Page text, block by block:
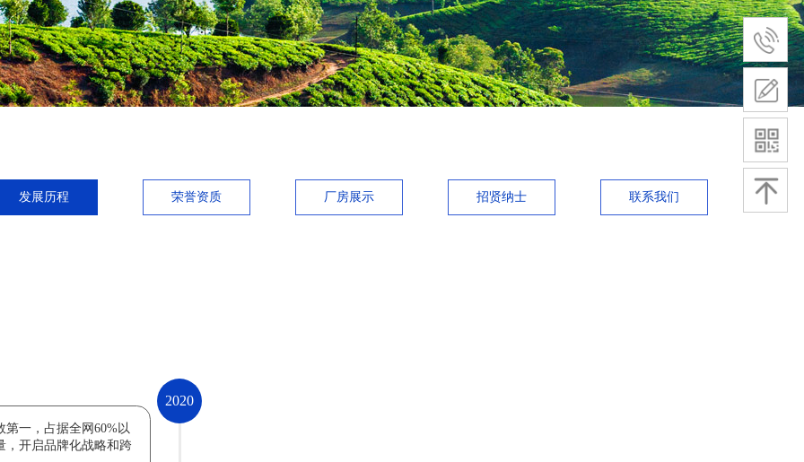
发展历程 荣誉资质 厂房展示 招贤纳士 联系我们
2020
第一 ，占据全网60%以
，开启品牌化战略和跨